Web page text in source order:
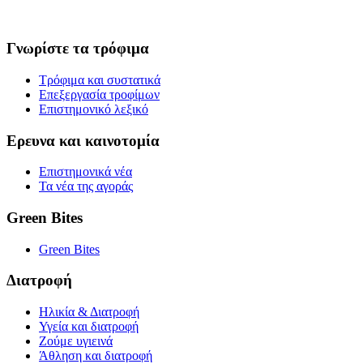
Γνωρίστε τα τρόφιμα
Τρόφιμα και συστατικά
Επεξεργασία τροφίμων
Επιστημονικό λεξικό
Ερευνα και καινοτομία
Επιστημονικά νέα
Τα νέα της αγοράς
Green Bites
Green Bites
Διατροφή
Ηλικία & Διατροφή
Υγεία και διατροφή
Ζούμε υγιεινά
Άθληση και διατροφή